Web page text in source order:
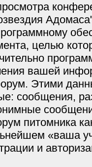
целью
вашей
Этими
сообщения,
питомника
«ваша
и